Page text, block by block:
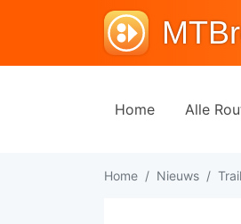
Home Alle
Home Nieuws